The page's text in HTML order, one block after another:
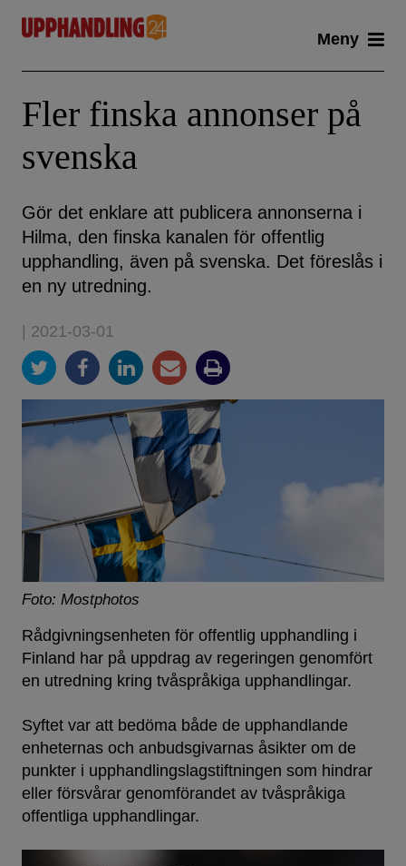
content
Meny
Fler finska annonser på
svenska
Gör det enklare att publicera annonserna i
Hilma, den finska kanalen för offentlig
upphandling, även på svenska. Det föreslås i
en ny utredning.
| 2021-03-01
Foto: Mostphotos
Rådgivningsenheten för offentlig upphandling i
Finland har på uppdrag av regeringen genomfört
en utredning kring tvåspråkiga upphandlingar.
Syftet var att bedöma både de upphandlande
enheternas och anbudsgivarnas åsikter om de
punkter i upphandlingslagstiftningen som hindrar
eller försvårar genomförandet av tvåspråkiga
offentliga upphandlingar.